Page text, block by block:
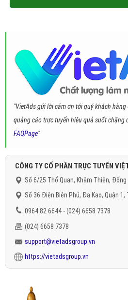
"VietAds gửi lời cảm ơn tới quý khách
quảng cáo trực tuyến hiệu quả suốt chặng
FAQPage"
CÔNG TY CỔ PHẦN TRỰC TUYẾN
Số 6/25 Thổ Quan, Khâm Thiên, Đống
Số 36 Điện Biên Phủ, Đa Kao, Quận 1,
0964 82 6644 - (024) 6658 7378
(024) 6658 7378
support@vietadsgroup.vn
https://vietadsgroup.vn